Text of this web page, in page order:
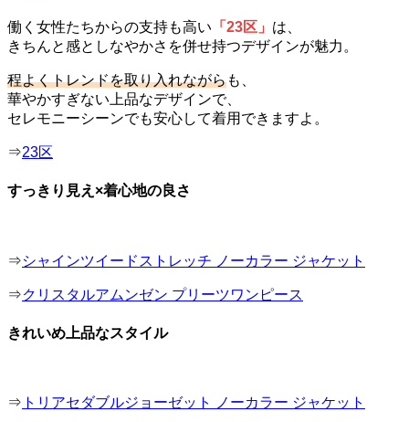
働く女性たちからの支持も高い 「23区」 は、
きちんと感としなやかさを併せ持つデザインが魅力。
程よくトレンドを取り入れながらも、
華やかすぎない上品なデザインで、
セレモニーシーンでも安心して着用できますよ。
⇒23区
すっきり見え×着心地の良さ
⇒シャインツイードストレッチ ノーカラー ジャケット
⇒クリスタルアムンゼン プリーツワンピース
きれいめ上品なスタイル
⇒ トリアセダブルジョーゼット ノーカラー ジャケット